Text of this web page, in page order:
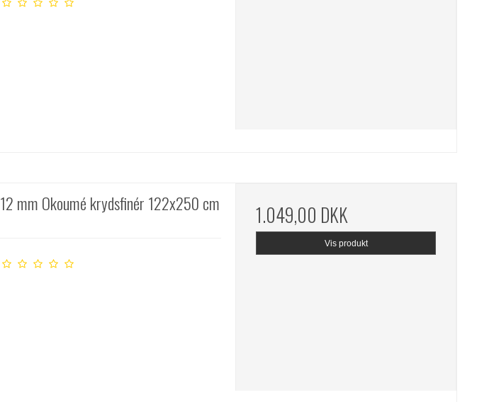
12 mm Okoumé krydsfinér 122x250 cm 1.049,00 DKK
Vis produkt